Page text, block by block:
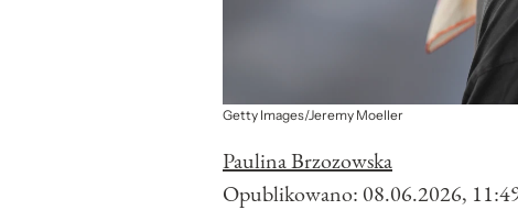
Getty Images/Jeremy Moeller
Paulina Brzozowska
Opublikowano: 08.06.2026,